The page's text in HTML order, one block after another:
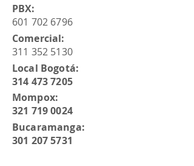
PBX:
601 702 6796
Comercial:
311 352 5130
Local Bogotá:
314 473 7205
Mompox:
321 719 0024
Bucaramanga:
301 207 5731